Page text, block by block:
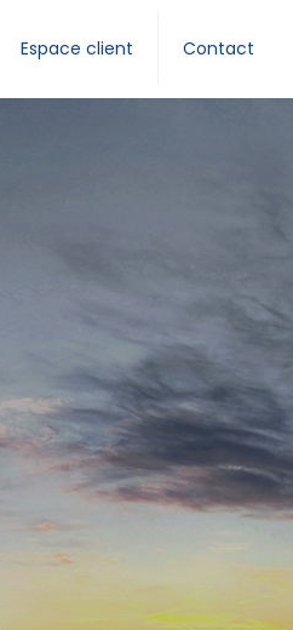
Espace client Contact